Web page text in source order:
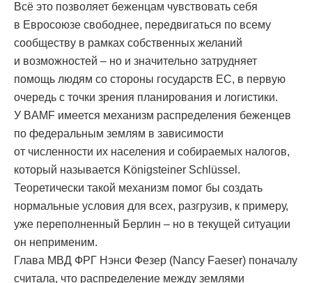
Всё это позволяет беженцам чувствовать себя
в Евросоюзе свободнее, передвигаться по всему
сообществу в рамках собственных желаний
и возможностей – но и значительно затрудняет
помощь людям со стороны государств ЕС, в первую
очередь с точки зрения планирования и логистики.
У BAMF имеется механизм распределения беженцев
по федеральным землям в зависимости
от численности их населения и собираемых налогов,
который называется Königsteiner Schlüssel.
Теоретически такой механизм помог бы создать
нормальные условия для всех, разгрузив, к примеру,
уже переполненный Берлин – но в текущей ситуации
он неприменим.
Глава МВД ФРГ Нэнси Фезер (Nancy Faeser) поначалу
считала, что распределение между землями